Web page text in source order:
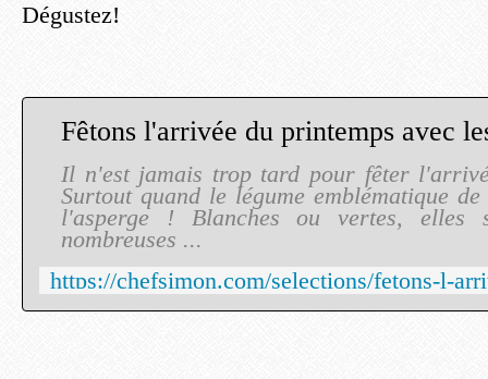
Dégustez!
Il n'est jamais trop tard pour fêter
Surtout quand le légume emblématique
l'asperge ! Blanches ou vertes, elles
nombreuses ...